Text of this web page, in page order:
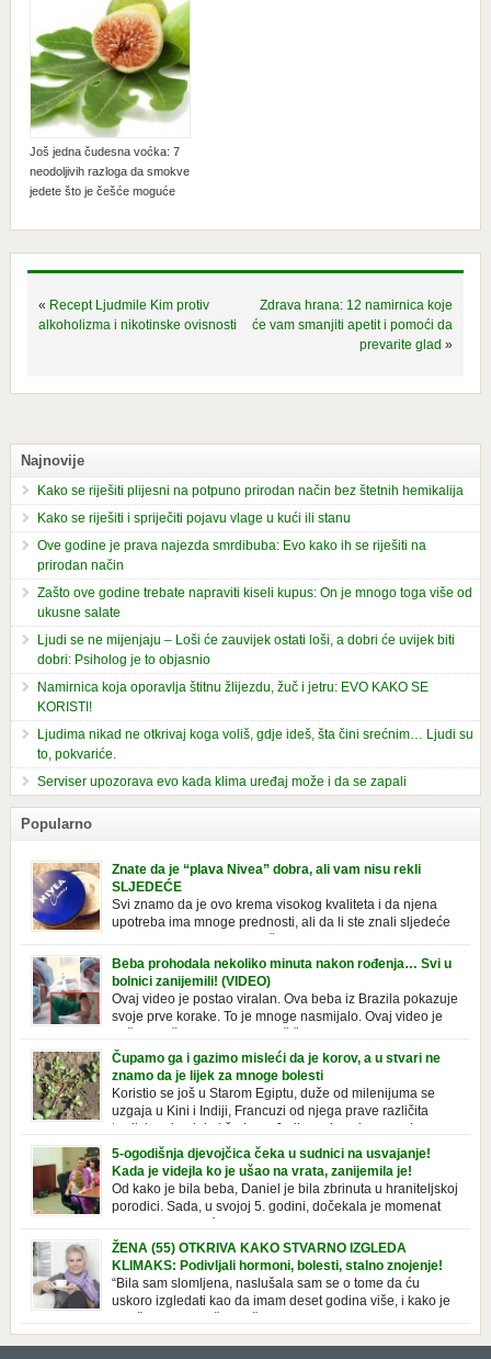
Još jedna čudesna voćka: 7
neodoljivih razloga da smokve
jedete što je češće moguće
« Recept Ljudmile Kim protiv
alkoholizma i nikotinske ovisnosti
Zdrava hrana: 12 namirnica koje
će vam smanjiti apetit i pomoći da
prevarite glad »
Najnovije
Kako se riješiti plijesni na potpuno prirodan način bez štetnih hemikalija
Kako se riješiti i spriječiti pojavu vlage u kući ili stanu
Ove godine je prava najezda smrdibuba: Evo kako ih se riješiti na
prirodan način
Zašto ove godine trebate napraviti kiseli kupus: On je mnogo toga više od
ukusne salate
Ljudi se ne mijenjaju – Loši će zauvijek ostati loši, a dobri će uvijek biti
dobri: Psiholog je to objasnio
Namirnica koja oporavlja štitnu žlijezdu, žuč i jetru: EVO KAKO SE
KORISTI!
Ljudima nikad ne otkrivaj koga voliš, gdje ideš, šta čini srećnim… Ljudi su
to, pokvariće.
Serviser upozorava evo kada klima uređaj može i da se zapali
Popularno
Znate da je “plava Nivea” dobra, ali vam nisu rekli
SLJEDEĆE
Svi znamo da je ovo krema visokog kvaliteta i da njena
upotreba ima mnoge prednosti, ali da li ste znali sljedeće
prepoznatljivog mirisa i jednostavne formule, jeste nezamenljiv inventar
u kupatilima i muškaraca i žena. Mnogi ljudi se ne odvajaju od nje, pa je
čak nose sa […]
Beba prohodala nekoliko minuta nakon rođenja… Svi u
bolnici zanijemili! (VIDEO)
Ovaj video je postao viralan. Ova beba iz Brazila pokazuje
svoje prve korake. To je mnoge nasmijalo. Ovaj video je
novorođenih beba. Video je snimila babica, pregledalo ga je preko 80
miliona ljudi. Ove babice su ostale u čudu nakon što su vidjeli kako
beba želi […]
Čupamo ga i gazimo misleći da je korov, a u stvari ne
znamo da je lijek za mnoge bolesti
Koristio se još u Starom Egiptu, duže od milenijuma se
uzgaja u Kini i Indiji, Francuzi od njega prave različita
tradicionalna jela i čorbe… Jedino mi gazimo po njemu,
čupamo ga i bacamo kao korov! Tušt je jednogodišnji, ali vrlo uporan
“korov” koji, ka­da nam se jednom nastani u bašti ili dvorištu, teško ga se
5-ogodišnja djevojčica čeka u sudnici na usvajanje!
Kada je videjla ko je ušao na vrata, zanijemila je!
Od kako je bila beba, Daniel je bila zbrinuta u hraniteljskoj
porodici. Sada, u svojoj 5. godini, dočekala je momenat
usvajanja, kada će dobiti novu, stalnu porodicu. Ovaj dan
je bio veoma poseban za djevojčicu i njenu novu porodicu, ali je uskoro
postao još čarobniji, zahvaljujući socijalnom radniku koji poznaje
Daniel. Njenoj novoj porodici je […]
ŽENA (55) OTKRIVA KAKO STVARNO IZGLEDA
KLIMAKS: Podivljali hormoni, bolesti, stalno znojenje!
“Bila sam slomljena, naslušala sam se o tome da ću
uskoro izgledati kao da imam deset godina više, i kako je
to težak period u životu žene, podloga za mnoge bolesti,
gotovo da nema lijeka”, priča Violeta. “Kada sam napunila 48 godina,